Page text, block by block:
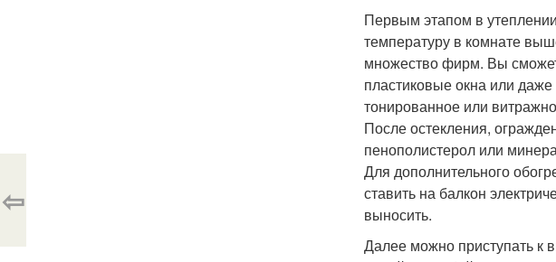
Первым этапом в
температуру в комнате
множество фирм. Вы
пластиковые окна или
тонированное или
После остекления,
пенополистерол или
Для дополнительного
ставить на балкон
выносить.
Далее можно приступать к
⇦